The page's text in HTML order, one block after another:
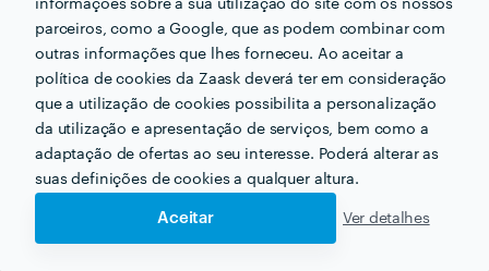
informações sobre a sua utilização do site com os nossos
parceiros, como a Google, que as podem combinar com
outras informações que lhes forneceu. Ao aceitar a
política de cookies da Zaask deverá ter em consideração
que a utilização de cookies possibilita a personalização
da utilização e apresentação de serviços, bem como a
adaptação de ofertas ao seu interesse. Poderá alterar as
suas definições de cookies a qualquer altura.
Aceitar Ver detalhes
A empresa conta nos seus quadros com profissionais
com larga experiência, sendo os seus trabalhos
acompanhados por um Engenheiro, com formação
Universidade do Porto, obtendo o grau de Mestre de
A In & Out é uma empresa com experiência trabalhar